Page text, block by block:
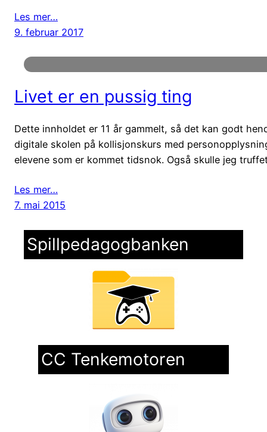
Les mer…
9. februar 2017
Livet er en pussig ting
Dette innholdet er 11 år gammelt, så det kan godt
digitale skolen på kollisjonskurs med
elevene som er kommet tidsnok. Også skulle jeg
Les mer…
7. mai 2015
Spillpedagogbanken
CC Tenkemotoren